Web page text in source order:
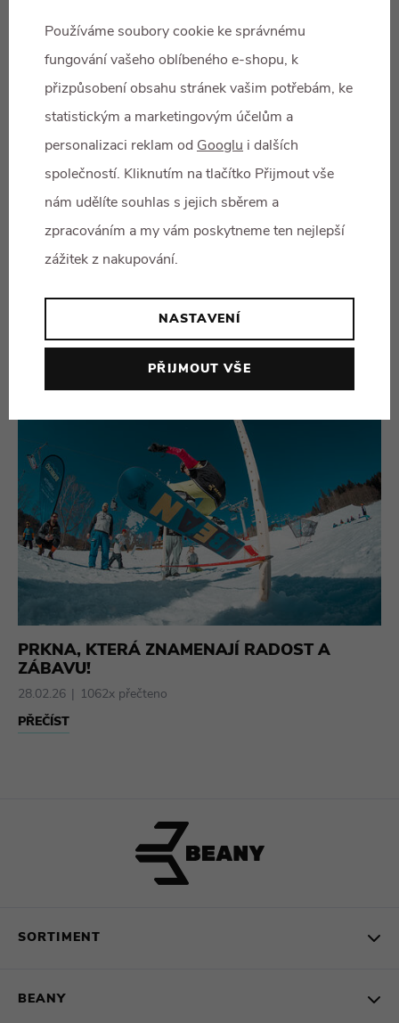
KOLO LEHKÉ JAKO ŠKOLNÍ AKTOVKA?
PRKNA, KTERÁ ZNAMENAJÍ RADOST A
ZÁBAVU!
28.02.26 1062x přečteno
PŘEČÍST
SORTIMENT
BEANY
Používáme soubory cookie ke správnému
fungování vašeho oblíbeného e-shopu, k
přizpůsobení obsahu stránek vašim potřebám, ke
statistickým a marketingovým účelům a
personalizaci reklam od Googlu i dalších
společností. Kliknutím na tlačítko Přijmout vše
nám udělíte souhlas s jejich sběrem a
zpracováním a my vám poskytneme ten nejlepší
zážitek z nakupování.
NASTAVENÍ
PŘIJMOUT VŠE